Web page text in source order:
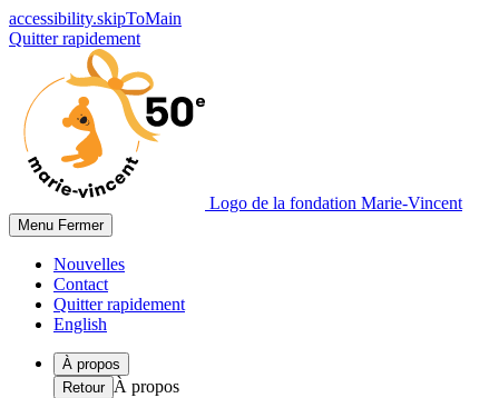
accessibility.skipToMain
Quitter rapidement
Logo de la fondation Marie-Vincent
Menu Fermer
Nouvelles
Contact
Quitter rapidement
English
À propos
Retour À propos